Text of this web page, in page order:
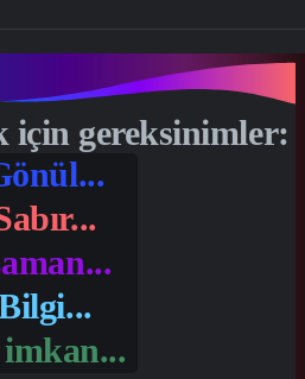
için gereksinimler:
imkan...